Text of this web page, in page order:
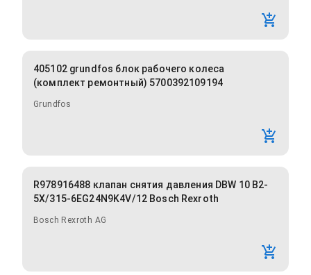
405102 grundfos блок рабочего колеса
(комплект ремонтный) 5700392109194
Grundfos
R978916488 клапан снятия давления DBW 10 B2-
5X/315-6EG24N9K4V/12 Bosch Rexroth
Bosch Rexroth AG